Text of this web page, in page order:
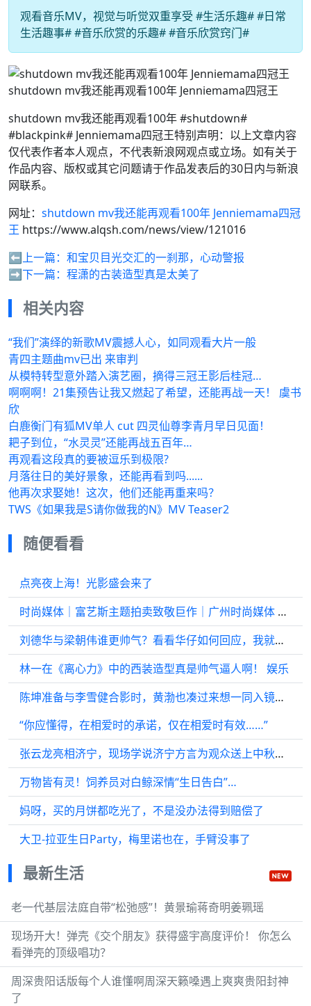
观看音乐MV，视觉与听觉双重享受 #生活乐趣# #日常
生活趣事# #音乐欣赏的乐趣# #音乐欣赏窍门#
shutdown mv我还能再观看100年 Jenniemama四冠王
shutdown mv我还能再观看100年 #shutdown#
#blackpink# Jenniemama四冠王特别声明：以上文章内容
仅代表作者本人观点，不代表新浪网观点或立场。如有关于
作品内容、版权或其它问题请于作品发表后的30日内与新浪
网联系。
网址： shutdown mv我还能再观看100年 Jenniemama四冠
王 https://www.alqsh.com/news/view/121016
⬅️上一篇： 和宝贝目光交汇的一刹那，心动警报
➡️下一篇： 程潇的古装造型真是太美了
相关内容
“我们”演绎的新歌MV震撼人心，如同观看大片一般
青四主题曲mv已出 来审判
从模特转型意外踏入演艺圈，摘得三冠王影后桂冠…
啊啊啊！21集预告让我又燃起了希望，还能再战一天！ 虞书
欣
白鹿衡门有狐MV单人 cut 四灵仙尊李青月早日见面！
耙子到位，“水灵灵”还能再战五百年…
再观看这段真的要被逗乐到极限?
月落往日的美好景象，还能再看到吗......
他再次求娶她！这次，他们还能再重来吗？
TWS《如果我是S请你做我的N》MV Teaser2
随便看看
点亮夜上海！光影盛会来了
时尚媒体｜富艺斯主题拍卖致敬巨作｜广州时尚媒体 集团 传媒
刘德华与梁朝伟谁更帅气？看看华仔如何回应，我就这样自我安慰啦！ 刘德华
林一在《离心力》中的西装造型真是帅气逼人啊！ 娱乐
陈坤准备与李雪健合影时，黄渤也凑过来想一同入镜，你理解陈坤的举动吗？
“你应懂得，在相爱时的承诺，仅在相爱时有效……”
张云龙亮相济宁，现场学说济宁方言为观众送上中秋祝福…
万物皆有灵！饲养员对白鲸深情“生日告白”…
妈呀，买的月饼都吃光了，不是没办法得到赔偿了
大卫-拉亚生日Party，梅里诺也在，手臂没事了
最新生活
老一代基层法庭自带“松弛感”！黄景瑜蒋奇明姜珮瑶
现场开大！弹壳《交个朋友》获得盛宇高度评价！ 你怎么
看弹壳的顶级唱功？
周深贵阳话版每个人谁懂啊周深天籁嗓遇上爽爽贵阳封神
了